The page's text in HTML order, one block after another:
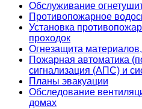
Обслуживание
Противопожарное
Установка
проходок
Огнезащита
Пожарная автоматика
сигнализация (АПС) и
Планы эвакуации
Обследование
домах